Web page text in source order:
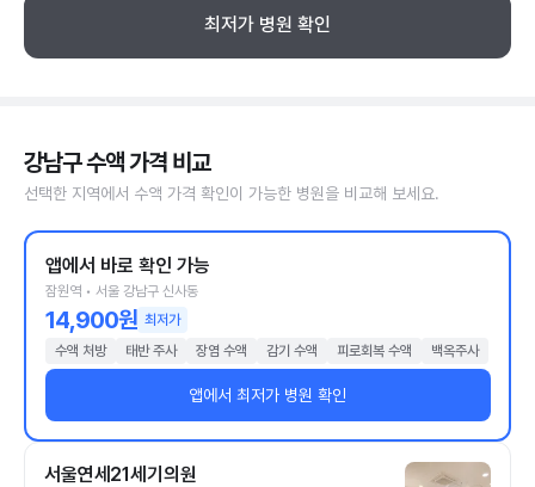
최저가 병원 확인
강남구 수액 가격 비교
선택한 지역에서 수액 가격 확인이 가능한 병원을 비교해 보세요.
앱에서 바로 확인 가능
잠원역 • 서울 강남구 신사동
14,900원 최저가
수액 처방
태반 주사 장염 수액 감기 수액 피로회복 수액 백옥주사
앱에서 최저가 병원 확인
서울연세21세기의원